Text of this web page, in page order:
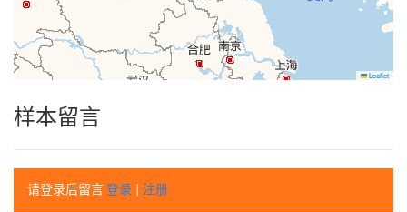
Leaflet
样本留言
请登录后留言 登录 注册